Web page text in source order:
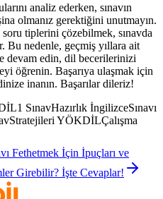
analiz ederken, sınavın
olmanız gerektiğini unutmayın.
soru tiplerini çözebilmek, sınavda
Bu nedenle, geçmiş yıllara ait
devam edin, dil becerilerinizi
öğrenin. Başarıya ulaşmak için
inanın. Başarılar dileriz!
SınavHazırlık İngilizceSınavı
YÖKDİLÇalışma
Fethetmek İçin İpuçları ve
Girebilir? İşte Cevaplar!